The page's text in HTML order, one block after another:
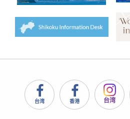
台湾 香港 台湾